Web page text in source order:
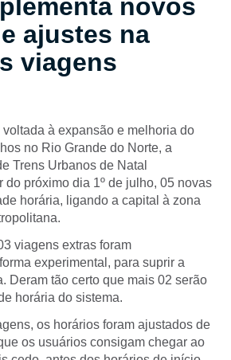
novos
ajustes na
viagens
voltada à expansão e melhoria do
no Rio Grande do Norte, a
Trens Urbanos de Natal
do próximo dia 1º de julho, 05 novas
horária, ligando a capital à zona
viagens extras foram
experimental, para suprir a
Deram tão certo que mais 02 serão
horária do sistema.
os horários foram ajustados de
os usuários consigam chegar ao